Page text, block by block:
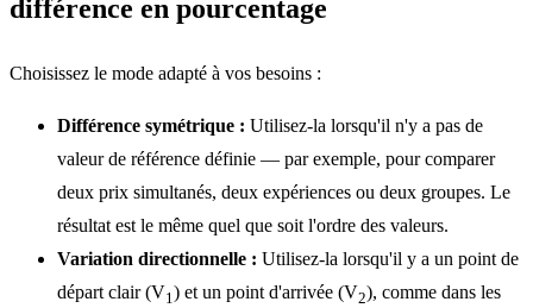
différence en pourcentage
Choisissez le mode adapté à vos besoins :
Différence symétrique : Utilisez-la lorsqu'il n'y a pas de
valeur de référence définie — par exemple, pour comparer
deux prix simultanés, deux expériences ou deux groupes. Le
résultat est le même quel que soit l'ordre des valeurs.
Variation directionnelle : Utilisez-la lorsqu'il y a un point de
départ clair (V1 ) et un point d'arrivée (V2), comme dans les